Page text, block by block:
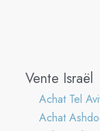
Vente Israël
Achat Tel
Achat